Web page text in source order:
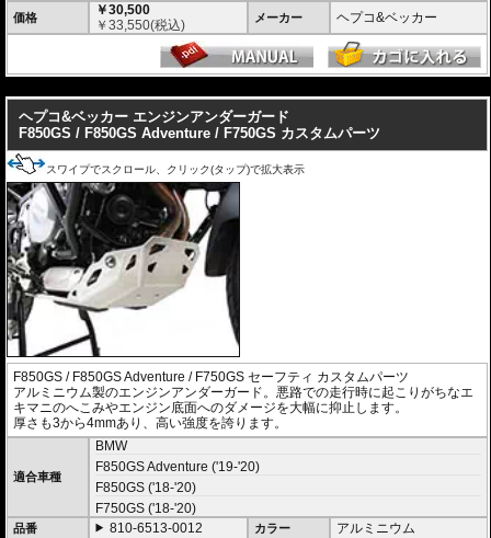
価格
￥30,500
￥33,550(税込) メーカー ヘプコ&ベッカー
ヘプコ&ベッカー エンジンアンダーガード
F850GS / F850GS Adventure / F750GS カスタムパーツ
スワイプでスクロール、クリック(タップ)で拡大表示
F850GS / F850GS Adventure / F750GS セーフティ カスタムパーツ
アルミニウム製のエンジンアンダーガード。悪路での走行時に起こりがちなエ
キマニのへこみやエンジン底面へのダメージを大幅に抑止します。
厚さも3から4mmあり、高い強度を誇ります。
適合車種
BMW
F850GS Adventure ('19-'20)
F850GS ('18-'20)
F750GS ('18-'20)
品番 810-6513-0012 カラー アルミニウム